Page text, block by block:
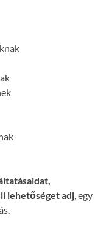
lehetőséget adj , egy